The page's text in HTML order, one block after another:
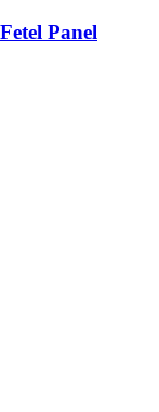
Panel